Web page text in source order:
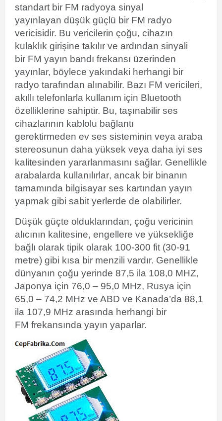
standart bir FM radyoya sinyal
yayınlayan düşük güçlü bir FM radyo
vericisidir. Bu vericilerin çoğu, cihazın
kulaklık girişine takılır ve ardından sinyali
bir FM yayın bandı frekansı üzerinden
yayınlar, böylece yakındaki herhangi bir
radyo tarafından alınabilir. Bazı FM vericileri,
akıllı telefonlarla kullanım için Bluetooth
özelliklerine sahiptir. Bu, taşınabilir ses
cihazlarının kablolu bağlantı
gerektirmeden ev ses sisteminin veya araba
stereosunun daha yüksek veya daha iyi ses
kalitesinden yararlanmasını sağlar. Genellikle
arabalarda kullanılırlar, ancak bir binanın
tamamında bilgisayar ses kartından yayın
yapmak gibi sabit yerlerde de olabilirler.
Düşük güçte olduklarından, çoğu vericinin
alıcının kalitesine, engellere ve yüksekliğe
bağlı olarak tipik olarak 100-300 fit (30-91
metre) gibi kısa bir menzili vardır. Genellikle
dünyanın çoğu yerinde 87,5 ila 108,0 MHZ,
Japonya için 76,0 – 95,0 MHz, Rusya için
65,0 – 74,2 MHz ve ABD ve Kanada’da 88,1
ila 107,9 MHz arasında herhangi bir
FM frekansında yayın yaparlar.